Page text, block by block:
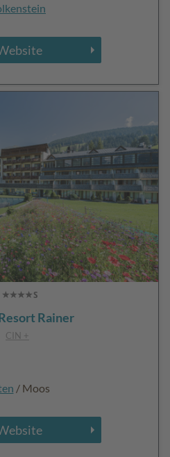
Rainer
CIN +
/ Moos